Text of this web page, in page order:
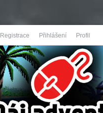
Registrace Přihlášení Profil